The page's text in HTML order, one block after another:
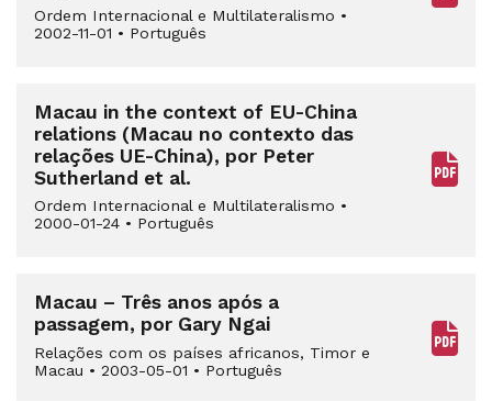
Ordem Internacional e Multilateralismo •
2002-11-01 • Português
Macau in the context of EU-China
relations (Macau no contexto das
relações UE-China), por Peter
Sutherland et al.
Ordem Internacional e Multilateralismo •
2000-01-24 • Português
Macau – Três anos após a
passagem, por Gary Ngai
Relações com os países africanos, Timor e
Macau • 2003-05-01 • Português